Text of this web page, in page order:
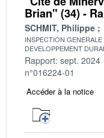
Brian" (34) -
SCHMIT, Philippe
INSPECTION
DEVELOPPEMENT
Rapport: sept. 2024
n°016224-01
Accéder à la notice